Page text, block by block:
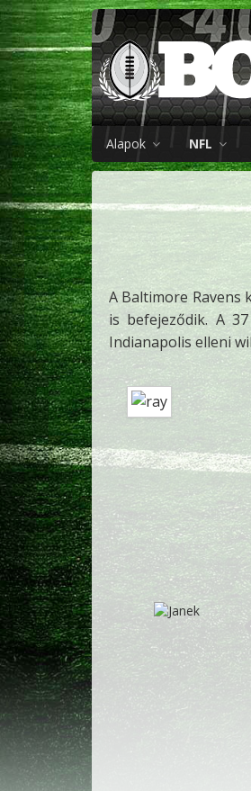
Alapok NFL
A Baltimore Ravens
is befejeződik. A
Indianapolis elleni